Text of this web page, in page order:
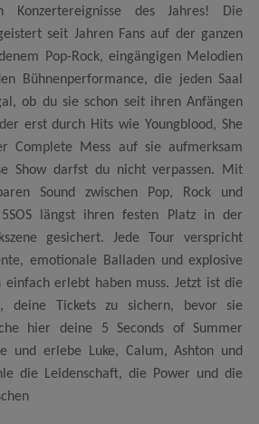
Konzertereignisse des Jahres! Die
seit Jahren Fans auf der ganzen
Pop-Rock, eingängigen Melodien
Bühnenperformance, die jeden Saal
ob du sie schon seit ihren Anfängen
erst durch Hits wie Youngblood, She
Complete Mess auf sie aufmerksam
Show darfst du nicht verpassen. Mit
Sound zwischen Pop, Rock und
längst ihren festen Platz in der
gesichert. Jede Tour verspricht
emotionale Balladen und explosive
einfach erlebt haben muss. Jetzt ist die
deine Tickets zu sichern, bevor sie
hier deine 5 Seconds of Summer
und erlebe Luke, Calum, Ashton und
die Leidenschaft, die Power und die